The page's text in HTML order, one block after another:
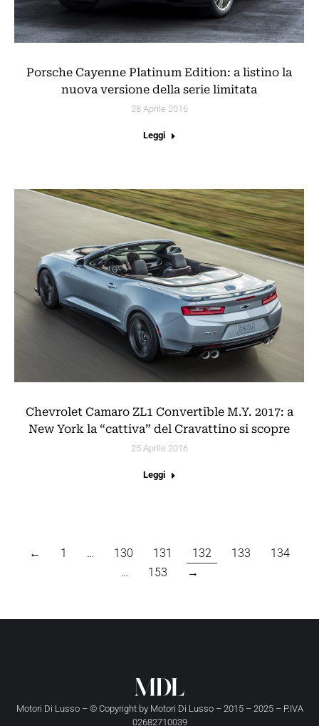
Porsche Cayenne Platinum Edition: a listino la
nuova versione della serie limitata
28 Aprile 2016
Leggi
Chevrolet Camaro ZL1 Convertible M.Y. 2017: a
New York la “cattiva” del Cravattino si scopre
25 Aprile 2016
Leggi
← 1 … 130 131 132 133
134
…
153 →
Motori Di Lusso – © Copyright by Motori Di Lusso– 2015 – 2025 – P.IVA
02682710039